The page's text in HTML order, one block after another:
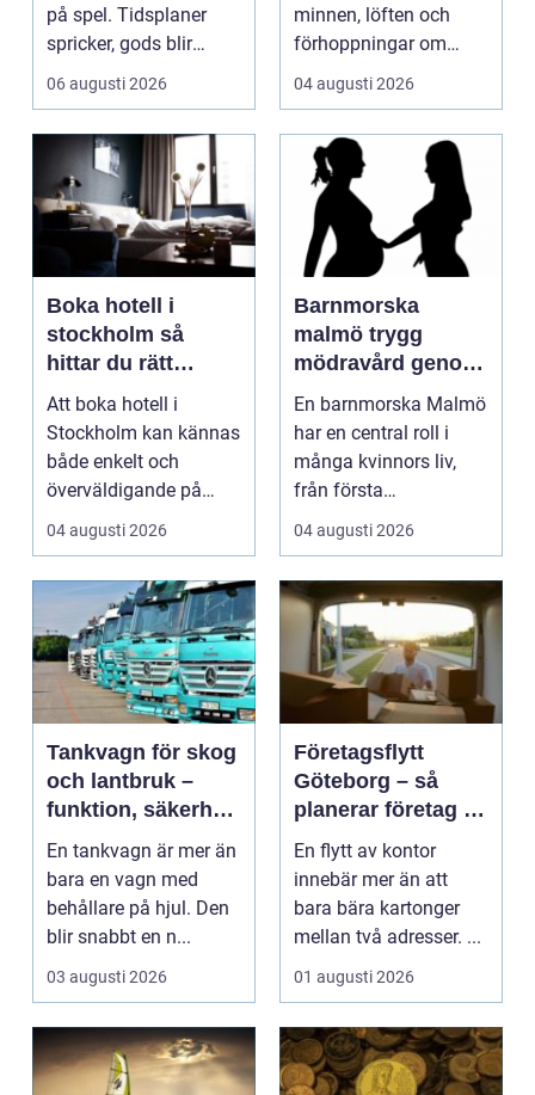
på spel. Tidsplaner
spricker, gods blir
försenat och traf...
06 augusti 2026
minnen, löften och
förhoppningar om
framtiden. Formen är...
04 augusti 2026
Boka hotell i
stockholm så
hittar du rätt
boende för din
vistelse
Att boka hotell i
Stockholm kan kännas
både enkelt och
överväldigande på
samma gång. Utbudet
är stor...
04 augusti 2026
Barnmorska
malmö trygg
mödravård genom
hela livet
En barnmorska Malmö
har en central roll i
många kvinnors liv,
från första
preventivmedelsrådgiv
ninge...
04 augusti 2026
Tankvagn för skog
och lantbruk –
funktion, säkerhet
och smarta val
En tankvagn är mer än
bara en vagn med
behållare på hjul. Den
blir snabbt en n...
03 augusti 2026
Företagsflytt
Göteborg – så
planerar företag en
smidig och trygg
flytt
En flytt av kontor
innebär mer än att
bara bära kartonger
mellan två adresser. ...
01 augusti 2026